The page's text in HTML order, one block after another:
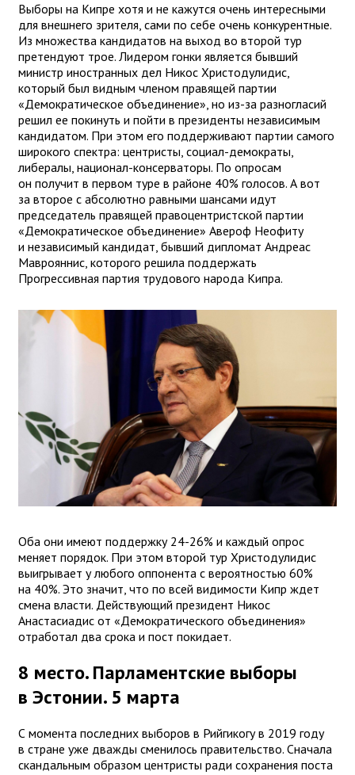
Выборы на Кипре хотя и не кажутся очень интересными
для внешнего зрителя, сами по себе очень конкурентные.
Из множества кандидатов на выход во второй тур
претендуют трое. Лидером гонки является бывший
министр иностранных дел Никос Христодулидис,
который был видным членом правящей партии
«Демократическое объединение», но из-за разногласий
решил ее покинуть и пойти в президенты независимым
кандидатом. При этом его поддерживают партии самого
широкого спектра: центристы, социал-демократы,
либералы, национал-консерваторы. По опросам
он получит в первом туре в районе 40% голосов. А вот
за второе с абсолютно равными шансами идут
председатель правящей правоцентристской партии
«Демократическое объединение» Авероф Неофиту
и независимый кандидат, бывший дипломат Андреас
Маврояннис, которого решила поддержать
Прогрессивная партия трудового народа Кипра.
Оба они имеют поддержку 24-26% и каждый опрос
меняет порядок. При этом второй тур Христодулидис
выигрывает у любого оппонента с вероятностью 60%
на 40%. Это значит, что по всей видимости Кипр ждет
смена власти. Действующий президент Никос
Анастасиадис от «Демократического объединения»
отработал два срока и пост покидает.
8 место. Парламентские выборы
в Эстонии. 5 марта
С момента последних выборов в Рийгикогу в 2019 году
в стране уже дважды сменилось правительство. Сначала
скандальным образом центристы ради сохранения поста